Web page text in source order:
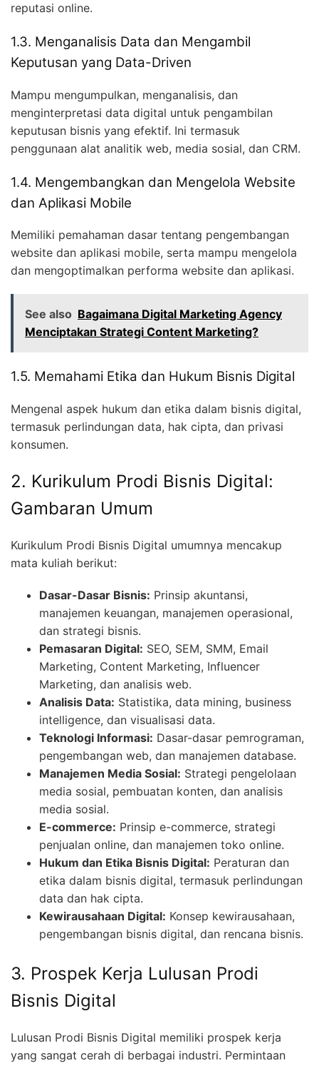
reputasi online.
1.3. Menganalisis Data dan Mengambil
Keputusan yang Data-Driven
Mampu mengumpulkan, menganalisis, dan
menginterpretasi data digital untuk pengambilan
keputusan bisnis yang efektif. Ini termasuk
penggunaan alat analitik web, media sosial, dan CRM.
1.4. Mengembangkan dan Mengelola Website
dan Aplikasi Mobile
Memiliki pemahaman dasar tentang pengembangan
website dan aplikasi mobile, serta mampu mengelola
dan mengoptimalkan performa website dan aplikasi.
See also Bagaimana Digital Marketing Agency
Menciptakan Strategi Content Marketing?
1.5. Memahami Etika dan Hukum Bisnis Digital
Mengenal aspek hukum dan etika dalam bisnis digital,
termasuk perlindungan data, hak cipta, dan privasi
konsumen.
2. Kurikulum Prodi Bisnis Digital:
Gambaran Umum
Kurikulum Prodi Bisnis Digital umumnya mencakup
mata kuliah berikut:
Dasar-Dasar Bisnis: Prinsip akuntansi,
manajemen keuangan, manajemen operasional,
dan strategi bisnis.
Pemasaran Digital: SEO, SEM, SMM, Email
Marketing, Content Marketing, Influencer
Marketing, dan analisis web.
Analisis Data: Statistika, data mining, business
intelligence, dan visualisasi data.
Teknologi Informasi: Dasar-dasar pemrograman,
pengembangan web, dan manajemen database.
Manajemen Media Sosial: Strategi pengelolaan
media sosial, pembuatan konten, dan analisis
media sosial.
E-commerce: Prinsip e-commerce, strategi
penjualan online, dan manajemen toko online.
Hukum dan Etika Bisnis Digital: Peraturan dan
etika dalam bisnis digital, termasuk perlindungan
data dan hak cipta.
Kewirausahaan Digital: Konsep kewirausahaan,
pengembangan bisnis digital, dan rencana bisnis.
3. Prospek Kerja Lulusan Prodi
Bisnis Digital
Lulusan Prodi Bisnis Digital memiliki prospek kerja
yang sangat cerah di berbagai industri. Permintaan